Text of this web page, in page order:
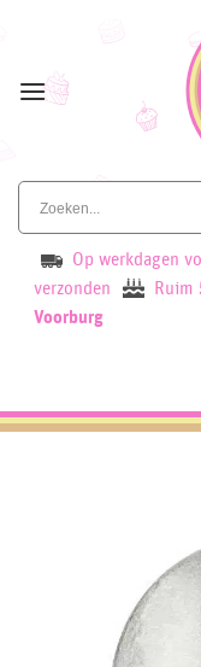
content
Op werkdagen
verzonden
Ruim
Voorburg